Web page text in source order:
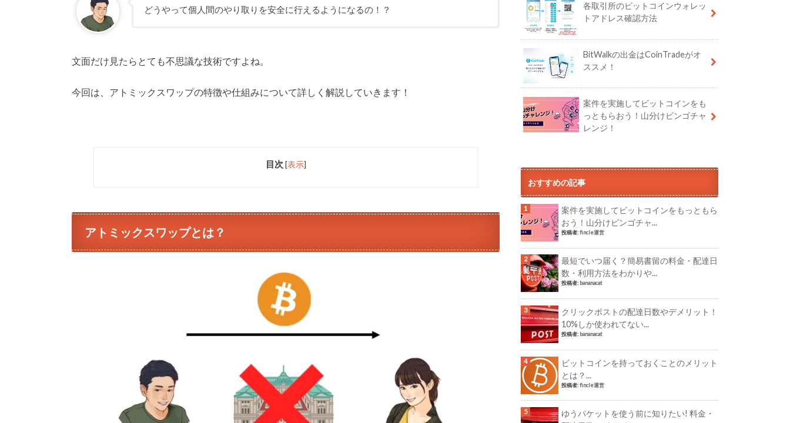
どうやって個人間のやり取りを安全に行えるようになるの！？
文面だけ見たらとても不思議な技術ですよね。
今回は、アトミックスワップの特徴や仕組みについて詳しく解説していきます！
目次 [表示]
アトミックスワップとは？
各取引所のビットコインウォレッ
トアドレス確認方法
BitWalkの出金はCoinTradeがオ
ススメ！
案件を実施してビットコインをも
っともらおう！山分けビンゴチャ
レンジ！
おすすめの記事
案件を実施してビットコインをもっともら
おう！山分けビンゴチャ...
投稿者:fincle運営
最短でいつ届く？簡易書留の料金・配達日
数・利用方法をわかりや...
投稿者: bananacat
クリックポストの配達日数やデメリット！
10%しか使われてない...
投稿者: bananacat
ビットコインを持っておくことのメリット
とは？...
投稿者:fincle運営
ゆうパケットを使う前に知りたい! 料金・